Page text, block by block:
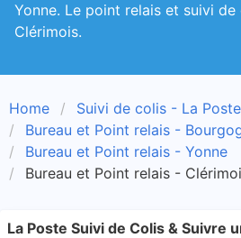
Yonne. Le point relais et suivi
Clérimois.
Home Suivi de colis - La Poste
Bureau et Point relais -
Bureau et Point relais - Yonne
Bureau et Point relais -
La Poste Suivi de Colis & Suivre